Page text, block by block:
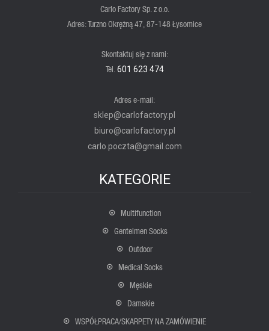
Carlo Factory Sp. z o.o.
Adres: Turzno Okrężną 47, 87-148 Łysomice
Skontaktuj się z nami:
Tel. 601 623 474
Adres e-mail:
sklep@carlofactory.pl
biuro@carlofactory.pl
carlo.poczta@gmail.com
KATEGORIE
Multifunction
Gentelmen Socks
Outdoor
Medical Socks
Męskie
Damskie
WSPÓŁPRACA/SKARPETY NA ZAMÓWIENIE